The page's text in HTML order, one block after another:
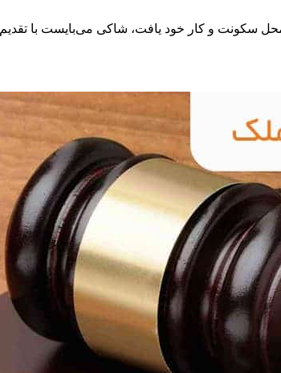
محل سکونت و کار خود یافت، شاکی می‌بایست با تقدیم